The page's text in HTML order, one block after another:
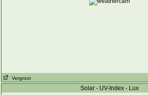
Vergroot
Solar - UV-Index - Lux